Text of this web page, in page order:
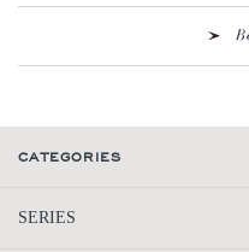
CATEGORIES
SERIES